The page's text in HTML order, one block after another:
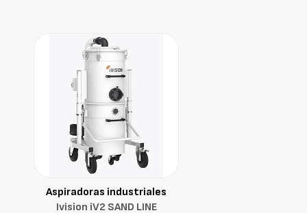
Aspiradoras industriales
Ivision iV2 SAND LINE